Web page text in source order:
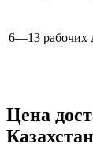
6—13 рабочих
Цена
Казахстан